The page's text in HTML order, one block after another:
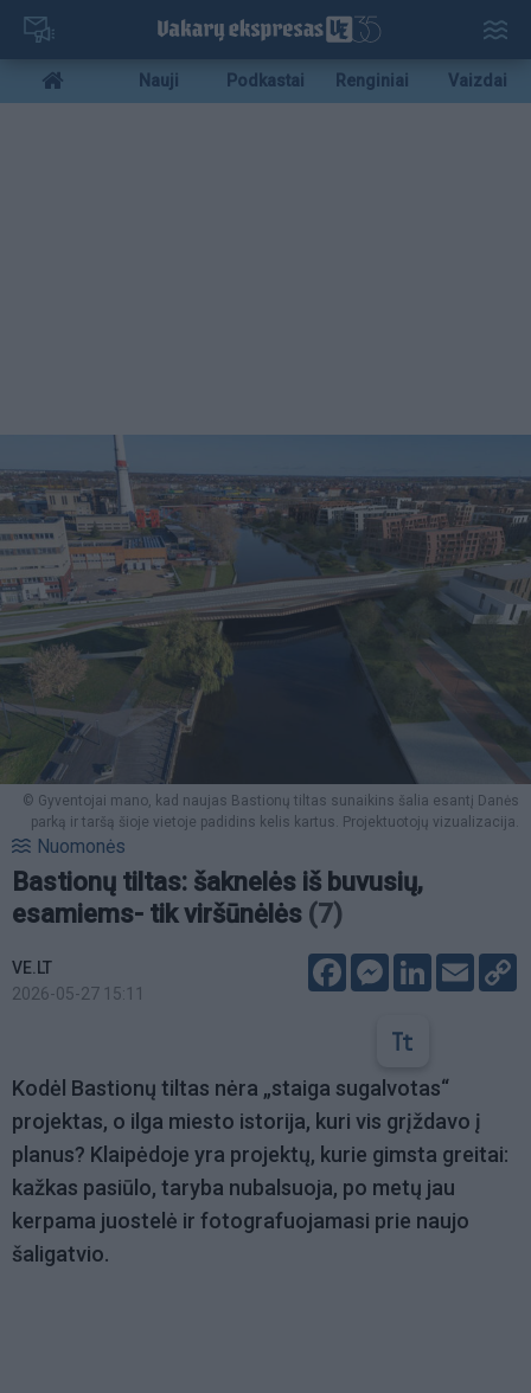
Pereiti
pagrindinį
turinį
Mobile
menu
Nauji Podkastai Renginiai Vaizdai
© Gyventojai mano, kad naujas Bastionų tiltas sunaikins šalia esantį Danės
parką ir taršą šioje vietoje padidins kelis kartus. Projektuotojų vizualizacija.
Nuomonės
Bastionų tiltas: šaknelės iš buvusių,
esamiems- tik viršūnėlės (7)
VE.LT
2026-05-27 15:11
FacebookMessenger
LinkedIn
Email
Kodėl Bastionų tiltas nėra „staiga sugalvotas“
projektas, o ilga miesto istorija, kuri vis grįždavo į
planus? Klaipėdoje yra projektų, kurie gimsta greitai:
kažkas pasiūlo, taryba nubalsuoja, po metų jau
kerpama juostelė ir fotografuojamasi prie naujo
šaligatvio.